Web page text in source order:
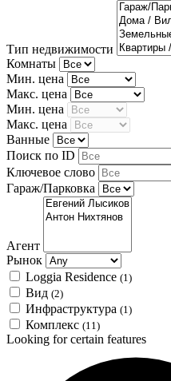
Тип недвижимости
Комнаты
Мин. цена
Макс. цена
Мин. цена
Макс. цена
Ванные
Поиск по ID
Ключевое слово
Гараж/Парковка
Агент
Рынок
Loggia Residence (1)
Вид (2)
Инфраструктура (1)
Комплекс (11)
Looking for certain features